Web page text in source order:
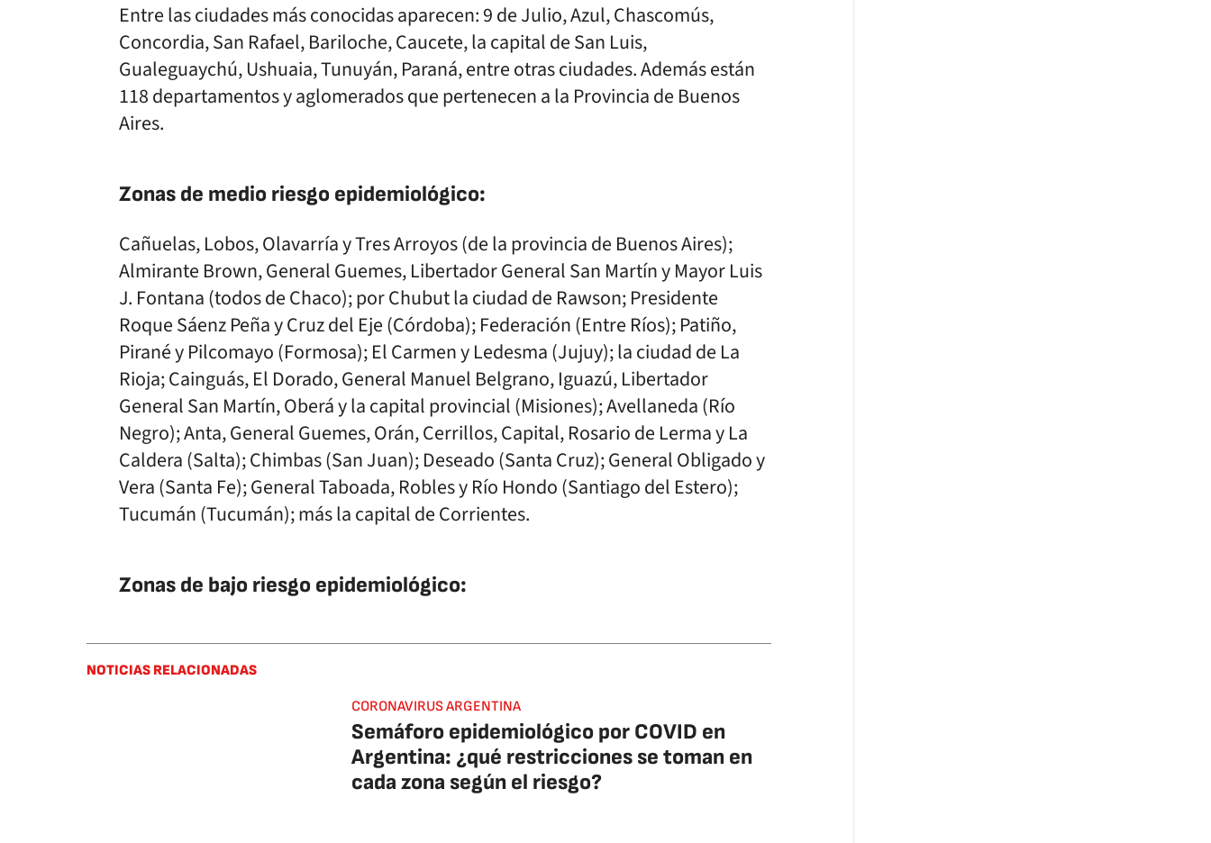
Entre las ciudades más conocidas aparecen: 9 de Julio, Azul, Chascomús,
Concordia, San Rafael, Bariloche, Caucete, la capital de San Luis,
Gualeguaychú, Ushuaia, Tunuyán, Paraná, entre otras ciudades. Además están
118 departamentos y aglomerados que pertenecen a la Provincia de Buenos
Aires.
Zonas de medio riesgo epidemiológico:
Cañuelas, Lobos, Olavarría y Tres Arroyos (de la provincia de Buenos Aires);
Almirante Brown, General Guemes, Libertador General San Martín y Mayor Luis
J. Fontana (todos de Chaco); por Chubut la ciudad de Rawson; Presidente
Roque Sáenz Peña y Cruz del Eje (Córdoba); Federación (Entre Ríos); Patiño,
Pirané y Pilcomayo (Formosa); El Carmen y Ledesma (Jujuy); la ciudad de La
Rioja; Cainguás, El Dorado, General Manuel Belgrano, Iguazú, Libertador
General San Martín, Oberá y la capital provincial (Misiones); Avellaneda (Río
Negro); Anta, General Guemes, Orán, Cerrillos, Capital, Rosario de Lerma y La
Caldera (Salta); Chimbas (San Juan); Deseado (Santa Cruz); General Obligado y
Vera (Santa Fe); General Taboada, Robles y Río Hondo (Santiago del Estero);
Tucumán (Tucumán); más la capital de Corrientes.
Zonas de bajo riesgo epidemiológico:
NOTICIAS RELACIONADAS
CORONAVIRUS ARGENTINA
Semáforo epidemiológico por COVID en
Argentina: ¿qué restricciones se toman en
cada zona según el riesgo?